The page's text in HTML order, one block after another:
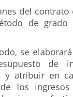
del
de
se
de
y atribuir en
los